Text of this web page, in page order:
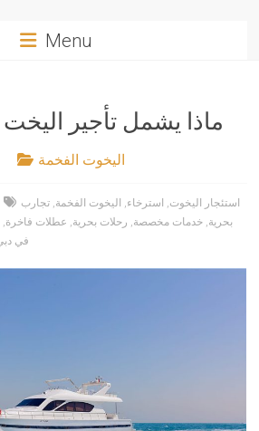
Menu
ماذا يشمل تأجير
اليخوت الفخمة
استئجار اليخوت, استرخاء, اليخوت الفخمة, تجارب
بحرية, خدمات مخصصة, رحلات بحرية, عطلات فاخرة,
في